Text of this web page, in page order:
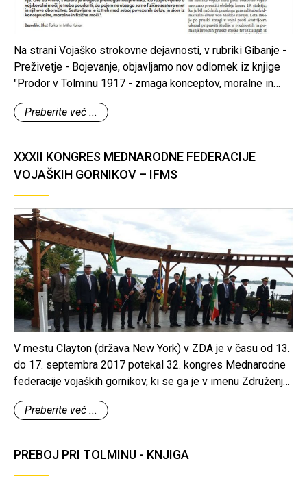
Na strani Vojaško strokovne dejavnosti, v rubriki Gibanje -
Preživetje - Bojevanje, objavljamo nov odlomek iz knjige
"Prodor v Tolminu 1917 - zmaga konceptov, moralne in
bojne moči" avtorjev Mihe Kuharja in Blaža Torkarja, ki bo
izšla predvidoma letos jeseni.
Preberite več ...
XXXII KONGRES MEDNARODNE FEDERACIJE
VOJAŠKIH GORNIKOV – IFMS
V mestu Clayton (država New York) v ZDA je v času od 13.
do 17. septembra 2017 potekal 32. kongres Mednarodne
federacije vojaških gornikov, ki se ga je v imenu Združenja
vojaških gornikov Slovenije udeležil predsednik ZVGS
Slavko Delalut.
Preberite več ...
PREBOJ PRI TOLMINU - KNJIGA